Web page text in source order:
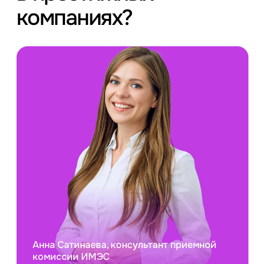
компаниях?
Анна Сатинаева, консультант приемной
комиссии ИМЭС